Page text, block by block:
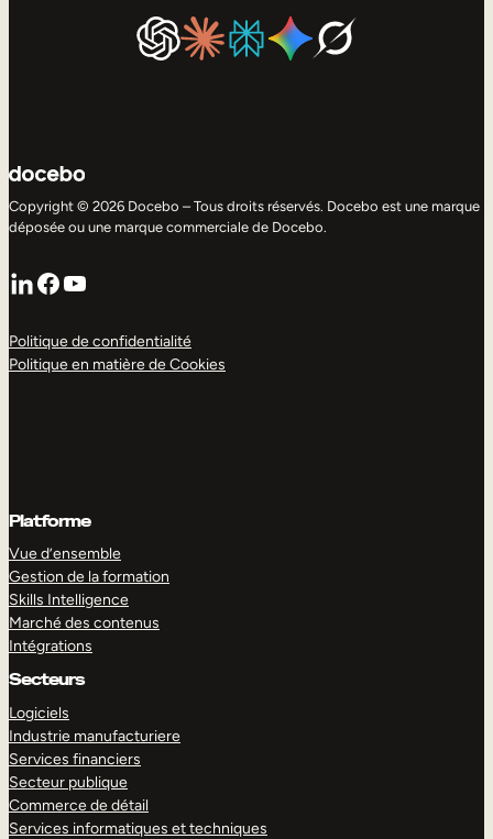
Copyright © 2026 Docebo – Tous droits réservés. Docebo est une marque
déposée ou une marque commerciale de Docebo.
LinkedIn
Facebook
YouTube
Politique de confidentialité
Politique en matière de Cookies
Platforme
Vue d’ensemble
Gestion de la formation
Skills Intelligence
Marché des contenus
Intégrations
Secteurs
Logiciels
Industrie manufacturiere
Services financiers
Secteur publique
Commerce de détail
Services informatiques et techniques